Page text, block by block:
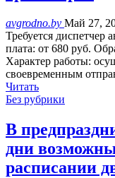
avgrodno.by Май 27,
Требуется диспетчер
плата: от 680 руб.
Характер работы:
своевременным
Читать
Без рубрики
В
дни
расписании